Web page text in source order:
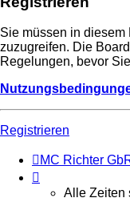
Sie müssen in
zuzugreifen. Die
Regelungen, bevor
Registrieren
MC Richter
Alle Zeiten